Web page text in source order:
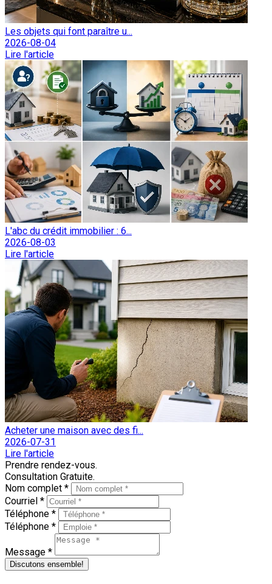
Les objets qui font paraître u...
2026-08-04
Lire l'article
L'abc du crédit immobilier : 6...
2026-08-03
Lire l'article
Acheter une maison avec des fi...
2026-07-31
Lire l'article
Prendre rendez-vous.
Consultation Gratuite.
Nom complet *
Courriel *
Téléphone *
Téléphone *
Message *
Discutons ensemble!